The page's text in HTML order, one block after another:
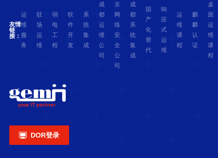
友情
链
接：
运
维
服
务
驻
场
运
维
弱
电
工
程
软
件
开
发
系
统
集
成
成
都
运
维
公
司
京
网
络
安
全
公
司
成
都
系
统
集
成
国
产
化
替
代
响
应
式
运
维
运
维
课
程
麒
麟
认
证
桌
面
运
维
课
程
 DOR登录